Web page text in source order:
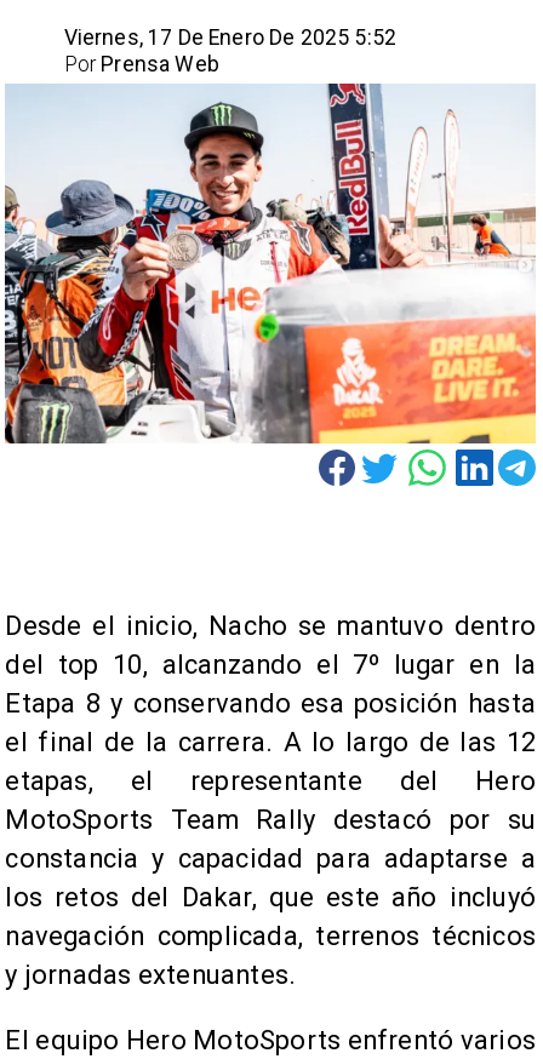
Viernes, 17 De Enero De 2025 5:52
Prensa Web
Por
​Desde el inicio, Nacho se mantuvo dentro
del top 10, alcanzando el 7º lugar en la
Etapa 8 y conservando esa posición hasta
el final de la carrera. A lo largo de las 12
etapas, el representante del Hero
MotoSports Team Rally destacó por su
constancia y capacidad para adaptarse a
los retos del Dakar, que este año incluyó
navegación complicada, terrenos técnicos
y jornadas extenuantes.
El equipo Hero MotoSports enfrentó varios